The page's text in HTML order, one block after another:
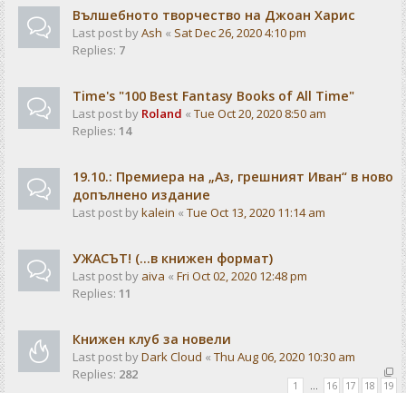
Вълшебното творчество на Джоан Харис
Last post byAsh « Sat Dec 26, 2020 4:10 pm
Replies: 7
Time's "100 Best Fantasy Books of All Time"
Last post by Roland « Tue Oct 20, 2020 8:50 am
Replies: 14
19.10.: Премиера на „Аз, грешният Иван“ в ново
допълнено издание
Last post bykalein « Tue Oct 13, 2020 11:14 am
УЖАСЪТ! (...в книжен формат)
Last post by aiva « Fri Oct 02, 2020 12:48 pm
Replies: 11
Книжен клуб за новели
Last post byDark Cloud « Thu Aug 06, 2020 10:30 am
Replies: 282
1 … 16 17 18 19